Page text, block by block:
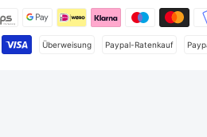
Überweisung Paypal-Ratenkauf